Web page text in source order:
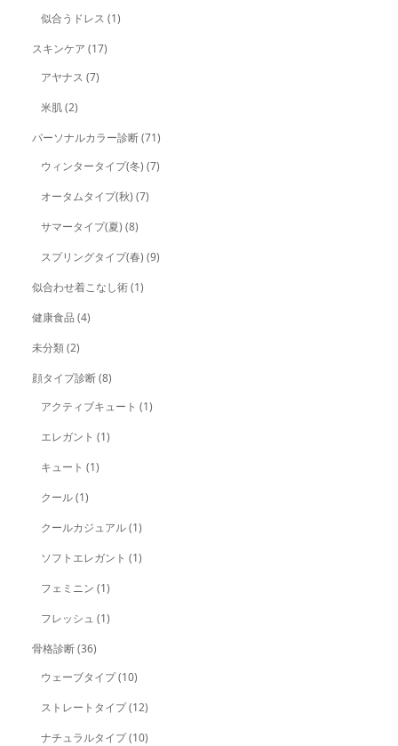
似合うドレス (1)
スキンケア (17)
アヤナス (7)
米肌(2)
パーソナルカラー診断(71)
ウィンタータイプ(冬) (7)
オータムタイプ(秋) (7)
サマータイプ(夏) (8)
スプリングタイプ(春) (9)
似合わせ着こなし術(1)
健康食品 (4)
未分類(2)
顔タイプ診断(8)
アクティブキュート (1)
エレガント (1)
キュート (1)
クール(1)
クールカジュアル(1)
ソフトエレガント (1)
フェミニン (1)
フレッシュ (1)
骨格診断(36)
ウェーブタイプ(10)
ストレートタイプ(12)
ナチュラルタイプ(10)